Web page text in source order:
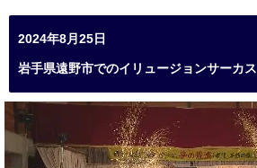
2024年8月25日
岩手県遠野市でのイリュージョンサーカス